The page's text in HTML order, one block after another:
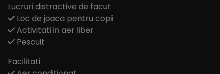
Lucruri distractive de facut
Loc de joaca pentru copii
Activitati in aer liber
Pescuit
Facilitati